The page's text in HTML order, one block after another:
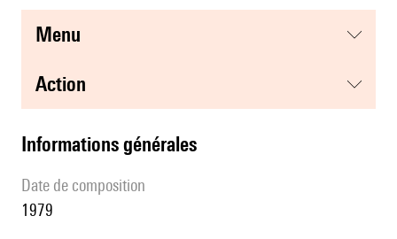
menu
action
informations générales
date de composition
1979